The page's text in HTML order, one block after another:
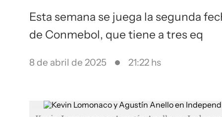
Esta semana se juega la segunda
de Conmebol, que tiene a tres eq
8 de abril de 2025 21:22 hs